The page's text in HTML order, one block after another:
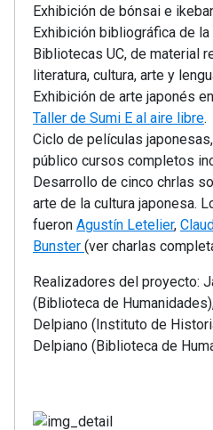
Exhibición de bónsai e
Exhibición bibliográfica de
Bibliotecas UC, de material
literatura, cultura, arte y
Exhibición de arte japonés
Taller de Sumi E al aire libre.
Ciclo de películas
público cursos completos
Desarrollo de cinco chrlas
arte de la cultura japonesa.
fueron Agustín Letelier,
Bunster (ver charlas
Realizadores del proyecto:
(Biblioteca de
Delpiano (Instituto de
Delpiano (Biblioteca de